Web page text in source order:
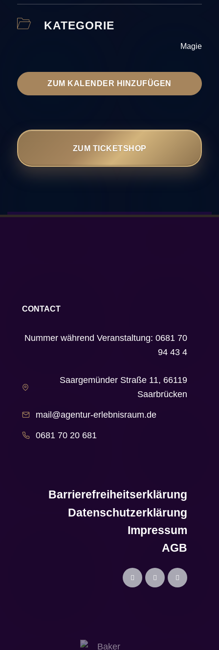
KATEGORIE
Magie
ZUM KALENDER HINZUFÜGEN
ZUM TICKETSHOP
CONTACT
Nummer während Veranstaltung: 0681 70
94 43 4
Saargemünder Straße 11, 66119
Saarbrücken
mail@agentur-erlebnisraum.de
0681 70 20 681
Barrierefreiheitserklärung
Datenschutzerklärung
Impressum
AGB